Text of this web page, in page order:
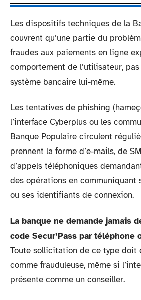
Les dispositifs techniques de la
couvrent qu’une partie du
fraudes aux paiements en ligne
comportement de l’utilisateur,
système bancaire lui-même.
Les tentatives de phishing
l’interface Cyberplus ou les
Banque Populaire circulent
prennent la forme d’e-mails, de
d’appels téléphoniques
des opérations en communiquant
ou ses identifiants de connexion.
La banque ne demande jamais
code Secur’Pass par téléphone
Toute sollicitation de ce type doit
comme frauduleuse, même si
présente comme un conseiller.